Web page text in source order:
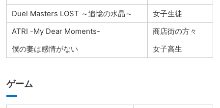
Duel Masters LOST ～追憶の水晶～
女子生徒
ATRI -My Dear Moments-
商店街の方々
僕の妻は感情がない
女子高生
ゲーム